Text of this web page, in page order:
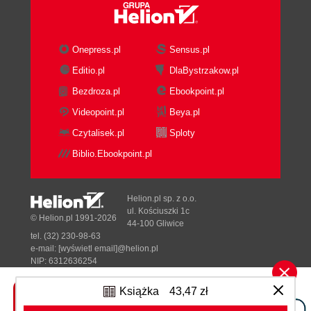
Mainframe
Standardowa kariera
Młodszy programista/junior
developer
Senior developer
Lider techniczny/tech lead
Kontraktor
Przedsiębiorca technologiczny
Szkoleniowiec
Konsultant
Dobre zarobki
Praca w biurze
Książka 43,47 zł
Onepress.pl
Sensus.pl
Editio.pl
DlaBystrzakow.pl
Bezdroza.pl
Ebookpoint.pl
Videopoint.pl
Beya.pl
Czytalisek.pl
Sploty
Biblio.Ebookpoint.pl
Designed with ♥ byTonik.pl
© Helion.pl 1991-2026
Helion.pl sp. z o.o.
ul. Kościuszki 1c
44-100 Gliwice
tel. (32) 230-98-63
e-mail: [wyświetl email]@helion.pl
NIP: 6312636254